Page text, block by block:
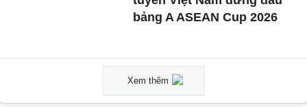
bảng A ASEAN Cup 2026
Xem thêm